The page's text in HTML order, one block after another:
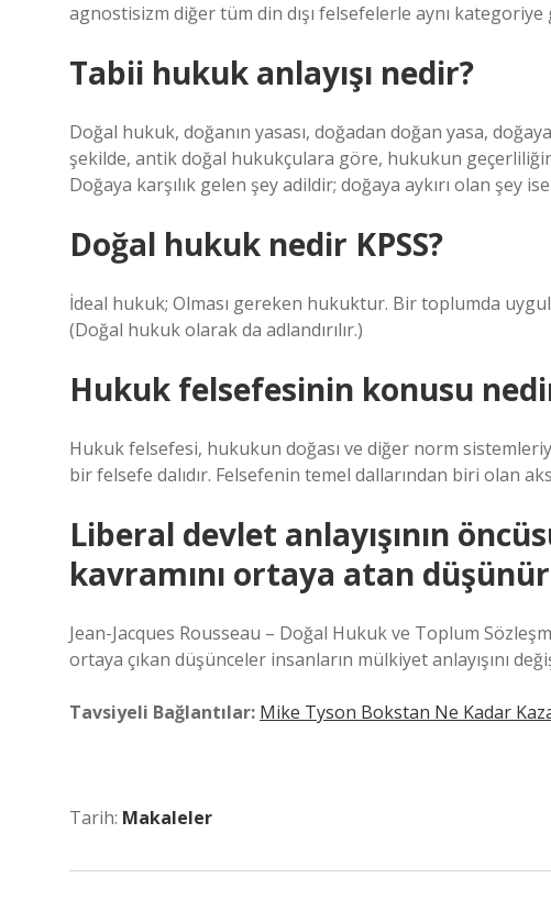
agnostisizm diğer tüm din dışı felsefelerle aynı kategoriye
Tabii hukuk anlayışı nedir?
Doğal hukuk, doğanın yasası, doğadan doğan yasa,
şekilde, antik doğal hukukçulara göre, hukukun
Doğaya karşılık gelen şey adildir; doğaya aykırı olan şey
Doğal hukuk nedir KPSS?
İdeal hukuk; Olması gereken hukuktur. Bir toplumda
(Doğal hukuk olarak da adlandırılır.)
Hukuk felsefesinin konusu
Hukuk felsefesi, hukukun doğası ve diğer norm
bir felsefe dalıdır. Felsefenin temel dallarından biri olan
Liberal devlet anlayışının
kavramını ortaya atan
Jean-Jacques Rousseau – Doğal Hukuk ve Toplum
ortaya çıkan düşünceler insanların mülkiyet anlayışını
Tavsiyeli Bağlantılar: Mike Tyson Bokstan Ne Kadar
Tarih: Makaleler